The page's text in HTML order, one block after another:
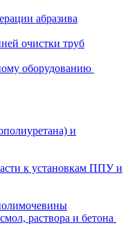
абразива
очистки труб
оборудованию
и
к установкам ППУ и
раствора и бетона